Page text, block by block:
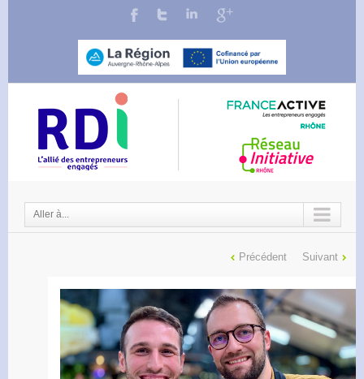
Aller à...
Précédent Suivant